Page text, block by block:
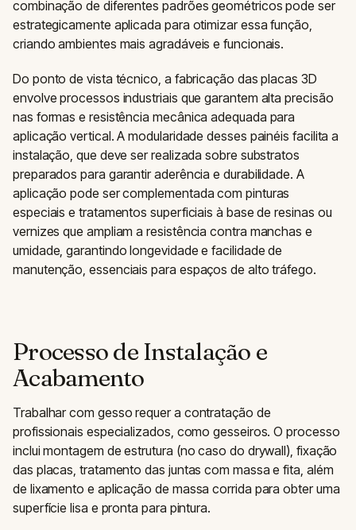
combinação de diferentes padrões geométricos pode ser
estrategicamente aplicada para otimizar essa função,
criando ambientes mais agradáveis e funcionais.
Do ponto de vista técnico, a fabricação das placas 3D
envolve processos industriais que garantem alta precisão
nas formas e resistência mecânica adequada para
aplicação vertical. A modularidade desses painéis facilita a
instalação, que deve ser realizada sobre substratos
preparados para garantir aderência e durabilidade. A
aplicação pode ser complementada com pinturas
especiais e tratamentos superficiais à base de resinas ou
vernizes que ampliam a resistência contra manchas e
umidade, garantindo longevidade e facilidade de
manutenção, essenciais para espaços de alto tráfego.
Processo de Instalação e
Acabamento
Trabalhar com gesso requer a contratação de
profissionais especializados, como gesseiros. O processo
inclui montagem de estrutura (no caso do drywall), fixação
das placas, tratamento das juntas com massa e fita, além
de lixamento e aplicação de massa corrida para obter uma
superfície lisa e pronta para pintura.